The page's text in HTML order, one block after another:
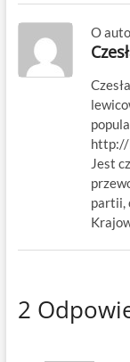
O
http://
Jest
partii,
2